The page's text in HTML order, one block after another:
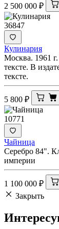
2 500 000 ₽
36847
Кулинария
Москва. 1961
тексте. В
тексте.
5 800 ₽
10771
Чайница
Серебро 84".
империи
1 100 000 ₽
Закрыть